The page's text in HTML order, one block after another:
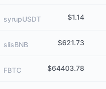
syrupUSDT $1.14
slisBNB $621.73
FBTC $64403.78